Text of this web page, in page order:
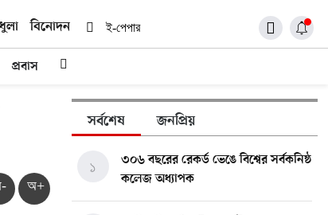
বিনোদন ই-পেপার
প্রবাস
অ+
সর্বশেষ জনপ্রিয়
৩০৬ বছরের রেকর্ড ভেঙে বিশ্বের সর্বকনিষ্ঠ
কলেজ অধ্যাপক
১